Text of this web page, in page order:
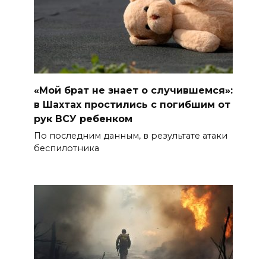
«Мой брат не знает о случившемся»:
в Шахтах простились с погибшим от
рук ВСУ ребенком
По последним данным, в результате атаки
беспилотника